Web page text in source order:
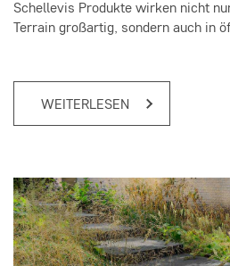
Schellevis Produkte wirken nicht
Terrain großartig, sondern auch in
WEITERLESEN